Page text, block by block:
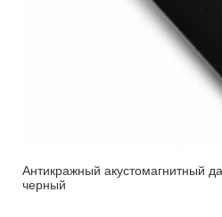
Антикражный акустомагнитный
черный